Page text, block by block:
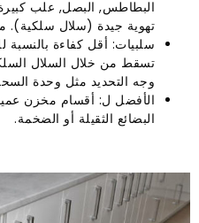
البطاطس, البصل, علب
تهوية جيدة (سلال سلكية).
سلبيات: أقل كفاءة بالنسبة
تسقط من خلال السلال
وجه التحديد مثل وحدة
الأفضل ل: أقسام مخزن
البضائع الثقيلة أو الضخمة.